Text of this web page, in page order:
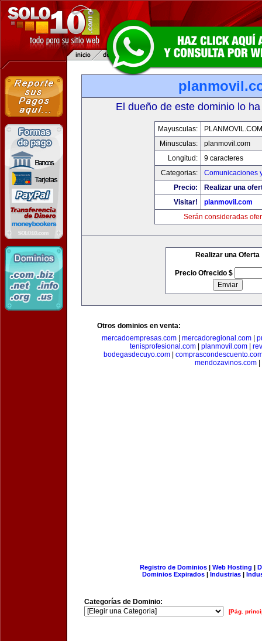
El dueño de este dominio lo
Mayusculas:
PLANMOVIL.COM
Minusculas:
planmovil.com
Longitud:
9 caracteres
Categorias:
Comunicaciones
Precio:
Realizar una
Visitar!
planmovil.com
Serán consideradas
Realizar una Oferta
Precio Ofrecido $
Otros dominios en venta:
mercadoempresas.com| mercadoregional.com|
tenisprofesional.com
planmovil.com
bodegasdecuyo.com
mendozavinos.com
Registro de Dominios| Web Hosting |
Dominios Expirados | Industrias |
Categorías de Dominio:
[Pág.